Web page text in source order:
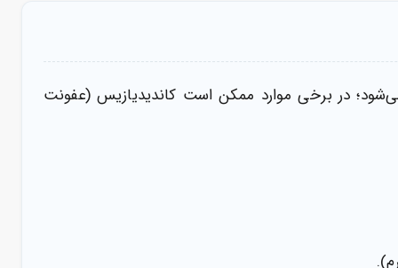
در برخی موارد ممکن است کاندیدیازیس (عفونت